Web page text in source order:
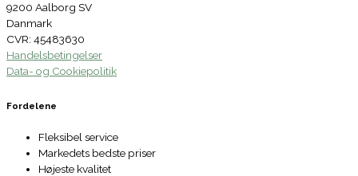
9200 Aalborg SV
Danmark
CVR: 45483630
Handelsbetingelser
Data- og Cookiepolitik
Fordelene
Fleksibel service
Markedets bedste priser
Højeste kvalitet